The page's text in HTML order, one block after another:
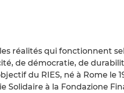
réalités qui fonctionnent
de démocratie, de
du RIES, né à Rome le
Solidaire à la Fondazione